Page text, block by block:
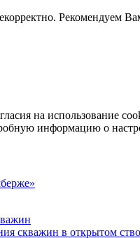
Рекомендуем
на использование
информацию о
скважин в открытом